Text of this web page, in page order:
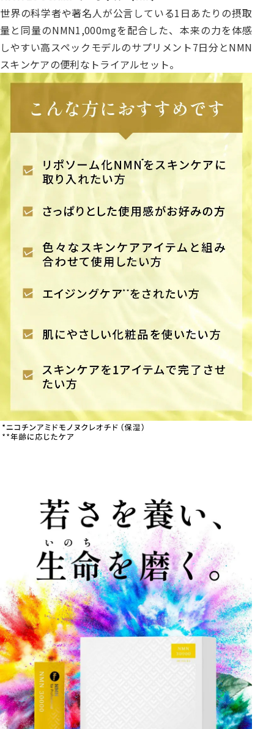
世界の科学者や著名人が公言している1日あたりの摂取
量と同量のNMN1,000mgを配合した、本来の力を体感
しやすい高スペックモデルのサプリメント7日分とNMN
スキンケアの便利なトライアルセット。